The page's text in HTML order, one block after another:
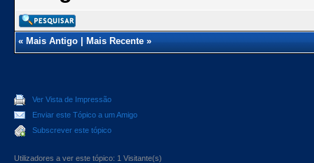
«Mais Antigo|Mais Recente»
Ver Vista de Impressão
Enviar este Tópico a um Amigo
Subscrever este tópico
Utilizadores a ver este tópico: 1 Visitante(s)